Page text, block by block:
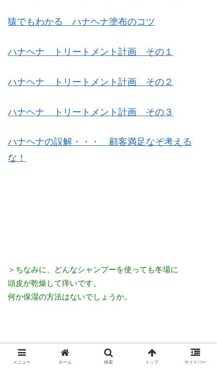
猿でもわかる ハナヘナ塗布のコツ
ハナヘナ トリートメント計画 その１
ハナヘナ トリートメント計画 その２
ハナヘナ トリートメント計画 その３
ハナヘナの誤解・・・ 顧客満足なぞ考える
な！
＞ちなみに、どんなシャンプーを使っても冬場に
頭皮が乾燥して痒いです。
何か保湿の方法はないでしょうか。
そうだね〜
メニュー ホーム 検索 トップ サイドバー